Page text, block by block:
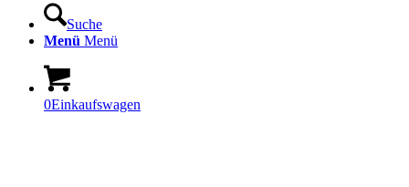
Suche
Menü Menü
0Einkaufswagen